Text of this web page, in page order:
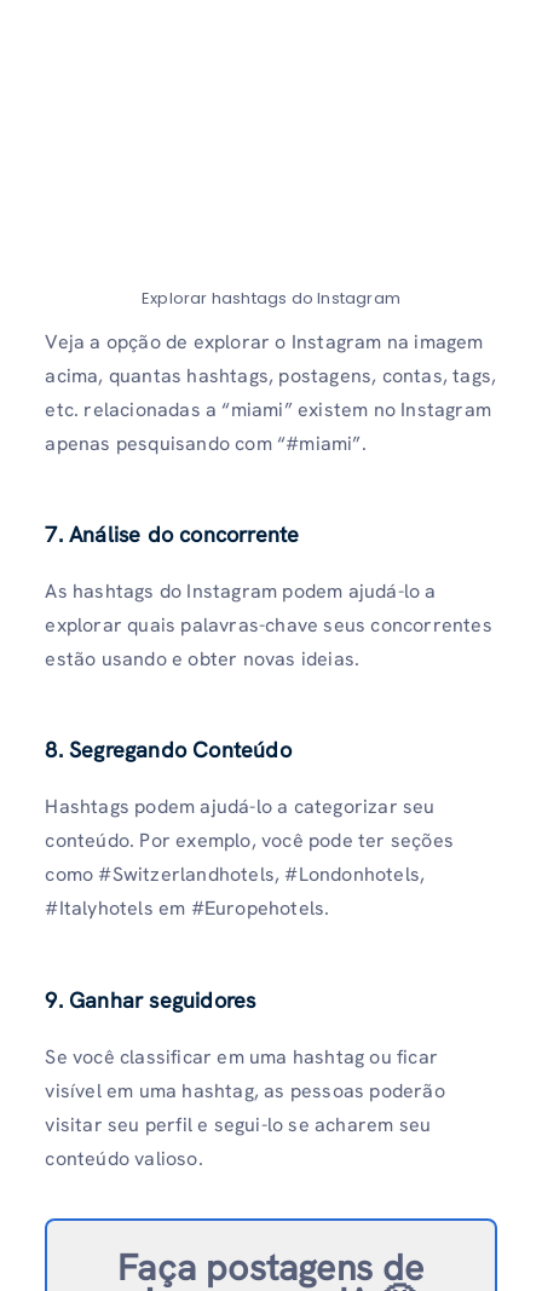
Explorar hashtags do Instagram
Veja a opção de explorar o Instagram na imagem
acima, quantas hashtags, postagens, contas, tags,
etc. relacionadas a “miami” existem no Instagram
apenas pesquisando com “#miami”.
7. Análise do concorrente
As hashtags do Instagram podem ajudá-lo a
explorar quais palavras-chave seus concorrentes
estão usando e obter novas ideias.
8. Segregando Conteúdo
Hashtags podem ajudá-lo a categorizar seu
conteúdo. Por exemplo, você pode ter seções
como #Switzerlandhotels, #Londonhotels,
#Italyhotels em #Europehotels.
9. Ganhar seguidores
Se você classificar em uma hashtag ou ficar
visível em uma hashtag, as pessoas poderão
visitar seu perfil e segui-lo se acharem seu
conteúdo valioso.
Faça postagens de